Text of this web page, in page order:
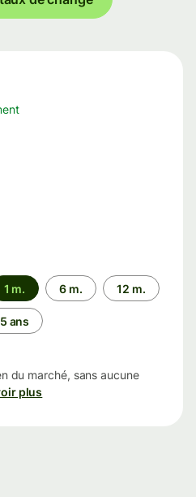
1 m. 6 m. 12 m.
5 ans
du marché, sans aucune
plus